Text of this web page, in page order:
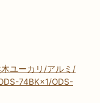
ユーカリ/アルミ/
74BK×1/ODS-